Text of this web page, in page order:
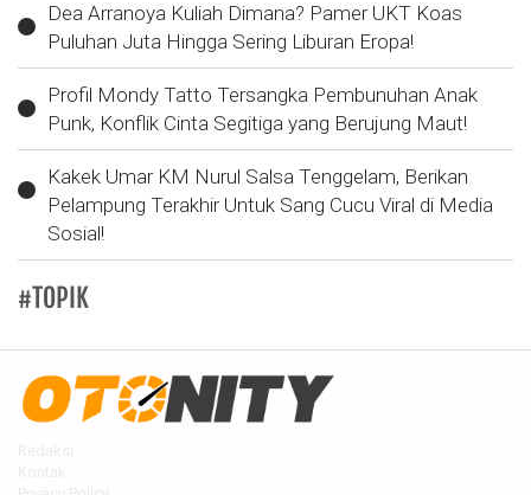
Dea Arranoya Kuliah Dimana? Pamer UKT Koas
Puluhan Juta Hingga Sering Liburan Eropa!
Profil Mondy Tatto Tersangka Pembunuhan Anak
Punk, Konflik Cinta Segitiga yang Berujung Maut!
Kakek Umar KM Nurul Salsa Tenggelam, Berikan
Pelampung Terakhir Untuk Sang Cucu Viral di Media
Sosial!
#TOPIK